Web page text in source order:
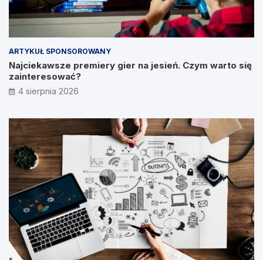
ARTYKUŁ SPONSOROWANY
Najciekawsze premiery gier na jesień. Czym warto się
zainteresować?
4 sierpnia 2026